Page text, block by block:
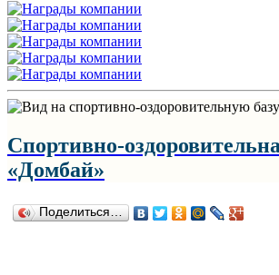
Спортивно-
«Домбай»
Поделиться…